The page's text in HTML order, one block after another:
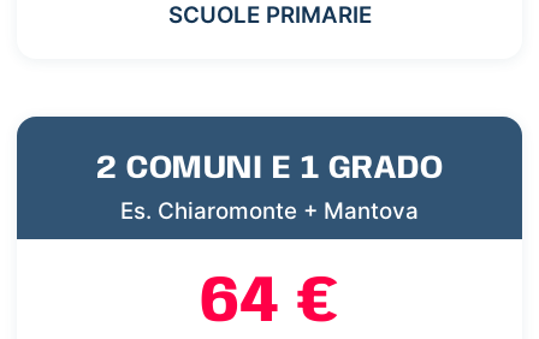
SCUOLE PRIMARIE
2 COMUNI E 1 GRADO
Es. Chiaromonte + Mantova
64 €